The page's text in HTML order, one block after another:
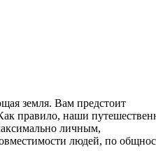
земля. Вам предстоит
правило, наши
личным,
людей, по